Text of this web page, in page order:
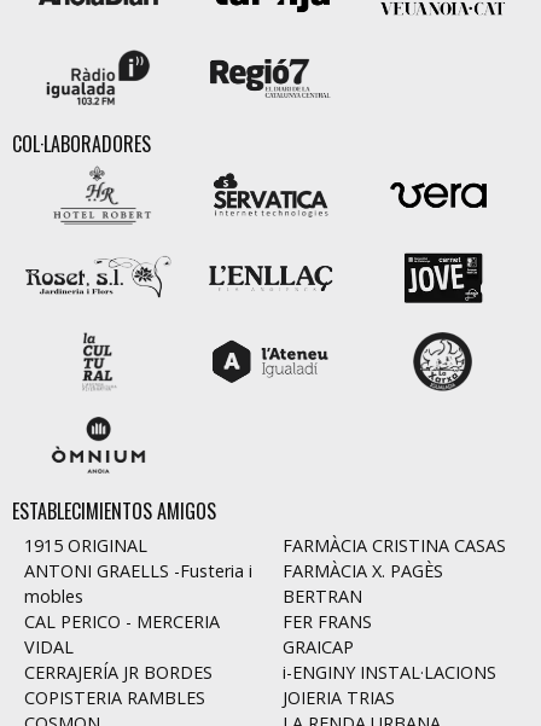
COL·LABORADORES
ESTABLECIMIENTOS AMIGOS
1915 ORIGINAL
ANTONI GRAELLS -Fusteria i
mobles
CAL PERICO - MERCERIA
VIDAL
CERRAJERÍA JR BORDES
COPISTERIA RAMBLES
FARMÀCIA CRISTINA CASAS
FARMÀCIA X. PAGÈS
BERTRAN
FER FRANS
GRAICAP
i-ENGINY INSTAL·LACIONS
JOIERIA TRIAS